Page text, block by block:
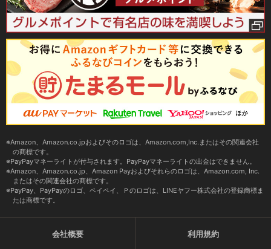
Amazon、Amazon.co.jpおよびそのロゴは、Amazon.com,Inc.またはその関連会社
の商標です。
PayPayマネーライトが付与されます。PayPayマネーライトの出金はできません。
Amazon、Amazon.co.jp、Amazon Payおよびそれらのロゴは、Amazon.com, Inc.
またはその関連会社の商標です。
PayPay、PayPayのロゴ、ペイペイ、Ｐのロゴは、LINEヤフー株式会社の登録商標ま
たは商標です。
会社概要 利用規約